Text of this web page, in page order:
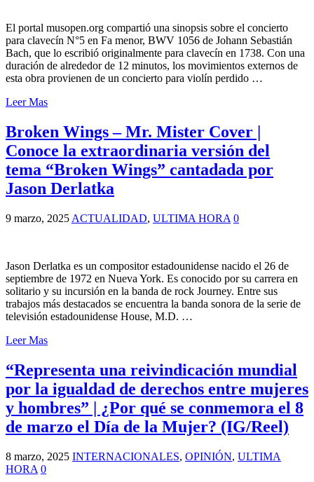
El portal musopen.org compartió una sinopsis sobre el concierto
para clavecín N°5 en Fa menor, BWV 1056 de Johann Sebastián
Bach, que lo escribió originalmente para clavecín en 1738. Con una
duración de alrededor de 12 minutos, los movimientos externos de
esta obra provienen de un concierto para violín perdido …
Leer Mas
Broken Wings – Mr. Mister Cover |
Conoce la extraordinaria versión del
tema “Broken Wings” cantadada por
Jason Derlatka
9 marzo, 2025 ACTUALIDAD, ULTIMA HORA 0
Jason Derlatka es un compositor estadounidense nacido el 26 de
septiembre de 1972 en Nueva York. Es conocido por su carrera en
solitario y su incursión en la banda de rock Journey. Entre sus
trabajos más destacados se encuentra la banda sonora de la serie de
televisión estadounidense House, M.D. …
Leer Mas
“Representa una reivindicación mundial
por la igualdad de derechos entre mujeres
y hombres” | ¿Por qué se conmemora el 8
de marzo el Día de la Mujer? (IG/Reel)
8 marzo, 2025 INTERNACIONALES, OPINIÓN, ULTIMA
HORA 0